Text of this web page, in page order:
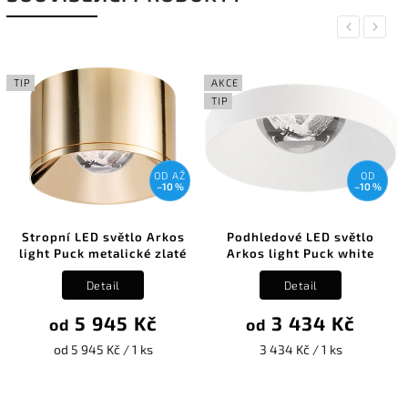
Previous
TIP
OD AŽ
–10 %
Stropní LED světlo Arkos
light Puck metalické zlaté
od 5 945 Kč
od 5 945 Kč / 1 ks
Detail
AKCE
TIP
OD
–10 %
Podhledové LED světlo
Arkos light Puck white
od 3 434 Kč
3 434 Kč / 1 ks
Detail
Next